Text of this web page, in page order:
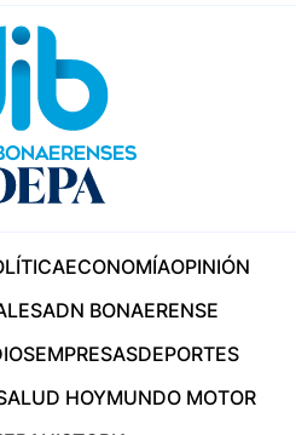
ECONOMÍAOPINIÓN
ADN BONAERENSE
EMPRESASDEPORTES
HOYMUNDO MOTOR